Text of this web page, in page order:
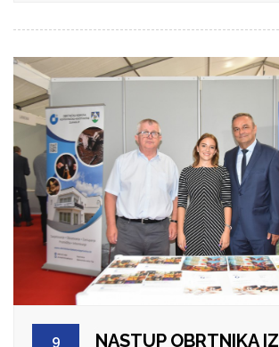
9
NASTUP OBRTNIKA IZ